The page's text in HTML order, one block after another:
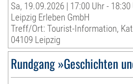
Sa, 19.09.2026 | 17:00 Uhr - 18:30
Leipzig Erleben GmbH
Treff/Ort: Tourist-Information,
04109 Leipzig
Rundgang »Geschichten